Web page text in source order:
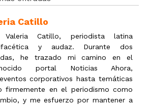
Catillo
Valeria Catillo, periodista latina
y audaz. Durante dos
he trazado mi camino en el
portal Noticias Ahora,
corporativos hasta temáticas
firmemente en el periodismo como
y me esfuerzo por mantener a